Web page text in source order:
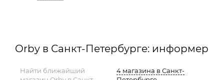
Orby в Санкт-Петербурге: информер
Найти ближайший
4 магазина в Санкт-